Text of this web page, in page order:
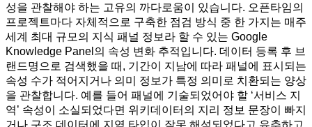
성을 관찰해야 하는 고유의 까다로움이 있습니다. 오픈타임의
프로젝트마다 자체적으로 구축한 점검 방식 중 한 가지는 매주
세계 최대 규모의 지식 패널 정보라 할 수 있는 Google
Knowledge Panel의 속성 변화 추적입니다. 데이터 등록 후 브
랜드명으로 검색했을 때, 기간이 지남에 따라 패널에 표시되는
속성 수가 적어지거나 의미 정보가 특정 의미로 치환되는 양상
을 관찰합니다. 예를 들어 패널에 기술되었어야 할 ‘서비스 지
역’ 속성이 소실되었다면 위키데이터의 지리 정보 문장이 빠지
거나 구조 데이터에 지역 타입이 잘못 해석되었다고 유추하고